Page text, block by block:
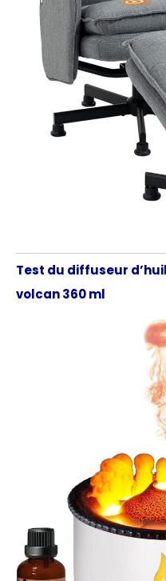
Test du diffuseur
volcan 360 ml